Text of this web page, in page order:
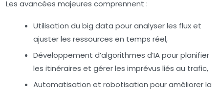
Les avancées majeures comprennent :
Utilisation du big data pour analyser les flux et
ajuster les ressources en temps réel,
Développement d’algorithmes d’IA pour planifier
les itinéraires et gérer les imprévus liés au trafic,
Automatisation et robotisation pour améliorer la